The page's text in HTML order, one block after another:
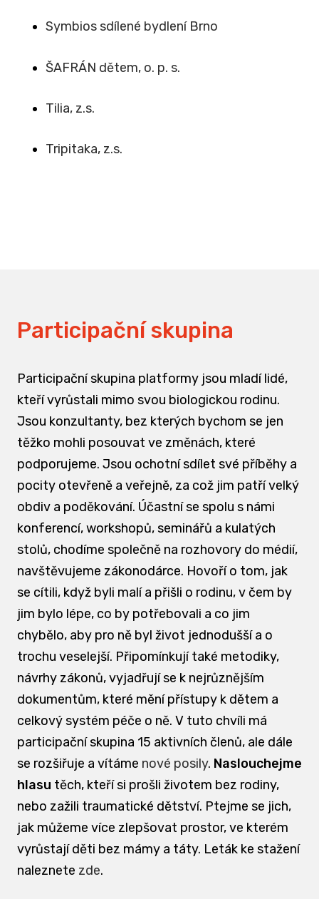
Symbios sdílené bydlení Brno
ŠAFRÁN dětem, o. p. s.
Tilia, z.s.
Tripitaka, z.s.
Participační skupina
Participační skupina platformy jsou mladí lidé,
kteří vyrůstali mimo svou biologickou rodinu.
Jsou konzultanty, bez kterých bychom se jen
těžko mohli posouvat ve změnách, které
podporujeme. Jsou ochotní sdílet své příběhy a
pocity otevřeně a veřejně, za což jim patří velký
obdiv a poděkování. Účastní se spolu s námi
konferencí, workshopů, seminářů a kulatých
stolů, chodíme společně na rozhovory do médií,
navštěvujeme zákonodárce. Hovoří o tom, jak
se cítili, když byli malí a přišli o rodinu, v čem by
jim bylo lépe, co by potřebovali a co jim
chybělo, aby pro ně byl život jednodušší a o
trochu veselejší. Připomínkují také metodiky,
návrhy zákonů, vyjadřují se k nejrůznějším
dokumentům, které mění přístupy k dětem a
celkový systém péče o ně. V tuto chvíli má
participační skupina 15 aktivních členů, ale dále
se rozšiřuje a vítáme nové posily. Naslouchejme
hlasu těch, kteří si prošli životem bez rodiny,
nebo zažili traumatické dětství. Ptejme se jich,
jak můžeme více zlepšovat prostor, ve kterém
vyrůstají děti bez mámy a táty. Leták ke stažení
naleznete zde.